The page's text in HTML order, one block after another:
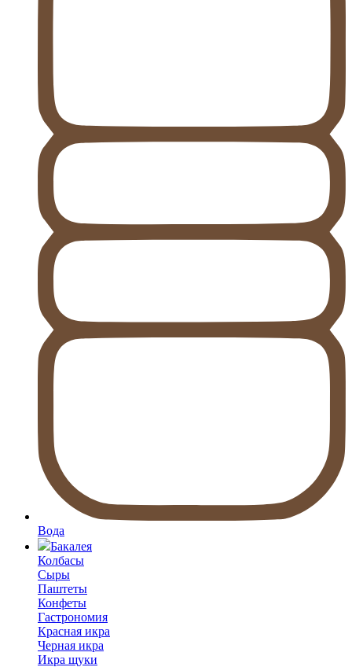
Вода
Бакалея
Колбасы
Сыры
Паштеты
Конфеты
Гастрономия
Красная икра
Черная икра
Икра щуки